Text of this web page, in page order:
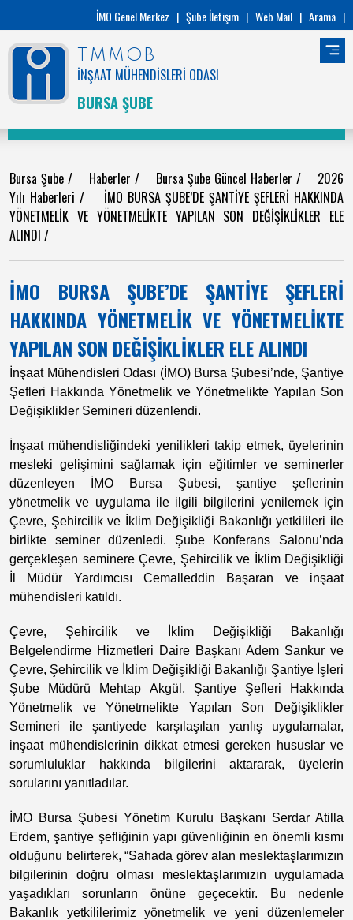
İMO Genel Merkez | Şube İletişim | Web Mail | Arama |
TMMOB
İNŞAAT MÜHENDİSLERİ ODASI
BURSA ŞUBE
Bursa Şube/ Haberler/ Bursa Şube Güncel Haberler/ 2026
Yılı Haberleri/ İMO BURSA ŞUBE’DE ŞANTİYE ŞEFLERİ HAKKINDA
YÖNETMELİK VE YÖNETMELİKTE YAPILAN SON DEĞİŞİKLİKLER ELE
ALINDI /
İMO BURSA ŞUBE’DE ŞANTİYE ŞEFLERİ
HAKKINDA YÖNETMELİK VE YÖNETMELİKTE
YAPILAN SON DEĞİŞİKLİKLER ELE ALINDI
İnşaat Mühendisleri Odası (İMO) Bursa Şubesi’nde, Şantiye
Şefleri Hakkında Yönetmelik ve Yönetmelikte Yapılan Son
Değişiklikler Semineri düzenlendi.
İnşaat mühendisliğindeki yenilikleri takip etmek, üyelerinin
mesleki gelişimini sağlamak için eğitimler ve seminerler
düzenleyen İMO Bursa Şubesi, şantiye şeflerinin
yönetmelik ve uygulama ile ilgili bilgilerini yenilemek için
Çevre, Şehircilik ve İklim Değişikliği Bakanlığı yetkilileri ile
birlikte seminer düzenledi. Şube Konferans Salonu’nda
gerçekleşen seminere Çevre, Şehircilik ve İklim Değişikliği
İl Müdür Yardımcısı Cemalleddin Başaran ve inşaat
mühendisleri katıldı.
Çevre, Şehircilik ve İklim Değişikliği Bakanlığı
Belgelendirme Hizmetleri Daire Başkanı Adem Sankur ve
Çevre, Şehircilik ve İklim Değişikliği Bakanlığı Şantiye İşleri
Şube Müdürü Mehtap Akgül, Şantiye Şefleri Hakkında
Yönetmelik ve Yönetmelikte Yapılan Son Değişiklikler
Semineri ile şantiyede karşılaşılan yanlış uygulamalar,
inşaat mühendislerinin dikkat etmesi gereken hususlar ve
sorumluluklar hakkında bilgilerini aktararak, üyelerin
sorularını yanıtladılar.
İMO Bursa Şubesi Yönetim Kurulu Başkanı Serdar Atilla
Erdem, şantiye şefliğinin yapı güvenliğinin en önemli kısmı
olduğunu belirterek, “Sahada görev alan meslektaşlarımızın
bilgilerinin doğru olması meslektaşlarımızın uygulamada
yaşadıkları sorunların önüne geçecektir. Bu nedenle
Bakanlık yetkililerimiz yönetmelik ve yeni düzenlemeler